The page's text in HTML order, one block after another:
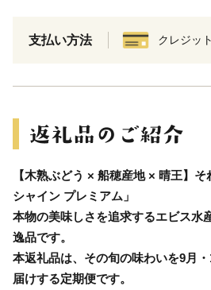
支払い方法 クレジッ
【木熟ぶどう × 船穂産地 × 晴王】
シャイン プレミアム」
本物の美味しさを追求するエビス水
逸品です。
本返礼品は、その旬の味わいを9月
届けする定期便です。